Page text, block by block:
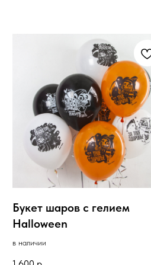
Букет шаров с гелием
Halloween
в наличии